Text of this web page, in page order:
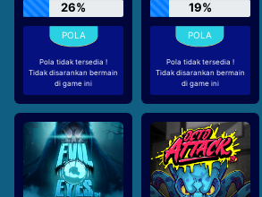
26%
Pola tidak tersedia !
Tidak disarankan bermain
di game ini
19%
Pola tidak tersedia !
Tidak disarankan bermain
di game ini